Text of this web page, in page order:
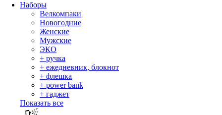
Наборы
Велкомпаки
Новогодние
Женские
Мужские
ЭКО
+ ручка
+ ежедневник, блокнот
+ флешка
+ power bank
+ гаджет
Показать все